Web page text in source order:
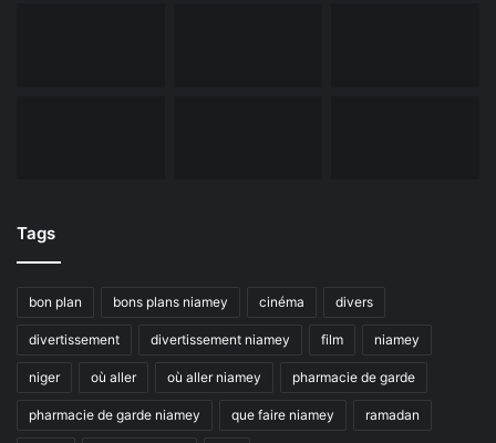
Tags
bon plan bons plans niamey cinéma divers
divertissement divertissement niamey film niamey
niger où aller où aller niamey pharmacie de garde
pharmacie de garde niamey que faire niamey ramadan